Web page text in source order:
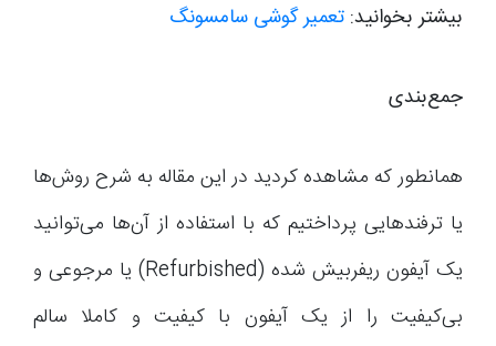
بیشتر بخوانید: تعمیر گوشی سامسونگ
جمع‌بندی
همانطور که مشاهده کردید در این مقاله به شرح روش‌ها
یا ترفندهایی پرداختیم که با استفاده از آن‌ها می‌توانید
یک آیفون ریفربیش شده (Refurbished) یا مرجوعی و
بی‌کیفیت را از یک آیفون با کیفیت و کاملا سالم